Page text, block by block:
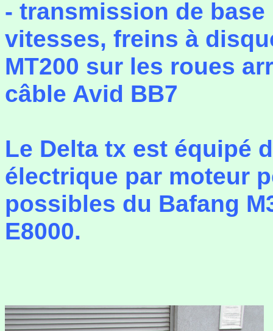
- transmission de
vitesses, freins à
MT200 sur les roues
câble Avid BB7
Le Delta tx est équipé
électrique par moteur
possibles du Bafang
E8000.